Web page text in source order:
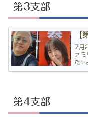
第3支部
7月
ァ
た✨
第4支部